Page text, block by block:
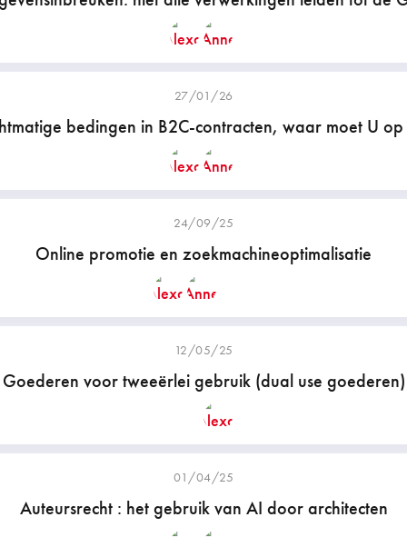
27/01/26
bedingen in B2C-contracten, waar moet U op
24/09/25
Online promotie en zoekmachineoptimalisatie
12/05/25
Goederen voor tweeërlei gebruik (dual use goederen)
01/04/25
Auteursrecht : het gebruik van AI door architecten